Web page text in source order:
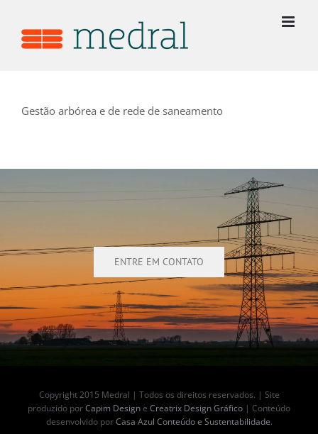
Gestão arbórea e de rede de saneamento
ENTRE EM CONTATO
Copyright 2015 Medral | Todos os direitos reservados. | Site
produzido porCapim Designe Creatrix Design Gráfico | Conteúdo
desenvolvido porCasa Azul Conteúdo e Sustentabilidade.